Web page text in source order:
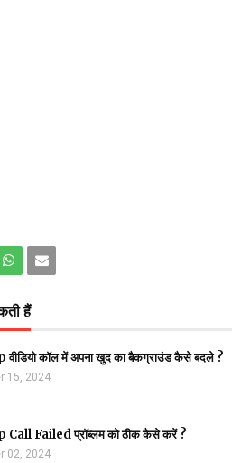
हैं
कॉल में अपना खुद का बैकग्राउंड कैसे बदले ?
15, 2024
Failed प्रॉब्लम को ठीक कैसे करें ?
02, 2024